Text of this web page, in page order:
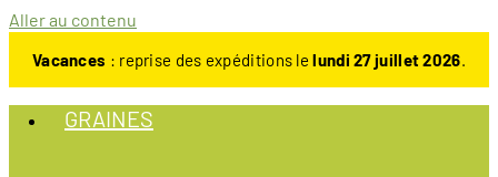
Aller au contenu
Vacances : reprise des expéditions lelundi 27 juillet 2026.
GRAINES